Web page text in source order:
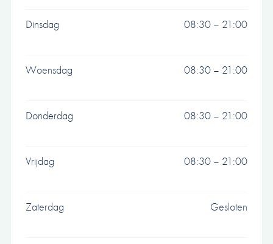
Dinsdag 08:30 – 21:00
Woensdag 08:30 – 21:00
Donderdag 08:30 – 21:00
Vrijdag 08:30 – 21:00
Zaterdag Gesloten